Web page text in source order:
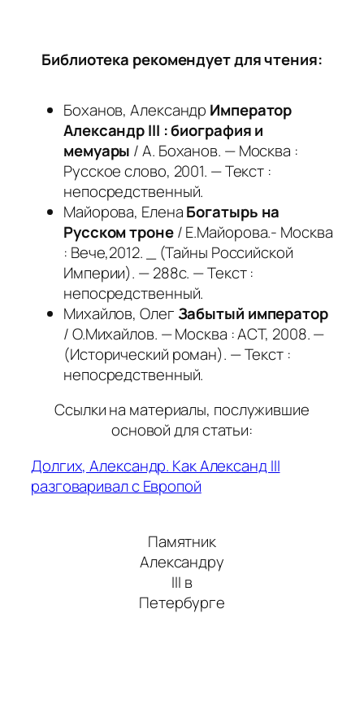
Библиотека рекомендует для чтения:
Боханов, Александр Император
Александр III : биография и
мемуары / А. Боханов. — Москва :
Русское слово, 2001. — Текст :
непосредственный.
Майорова, ЕленаБогатырь на
Русском троне/ Е.Майорова.- Москва
: Вече,2012. _ (Тайны Российской
Империи). — 288с. — Текст :
непосредственный.
Михайлов, Олег Забытый император
/ О.Михайлов. — Москва : АСТ, 2008. —
(Исторический роман). — Текст :
непосредственный.
Ссылки на материалы, послужившие
основой для статьи:
Долгих, Александр. Как Александ III
разговаривал с Европой
Памятник
Александру
III в
Петербурге